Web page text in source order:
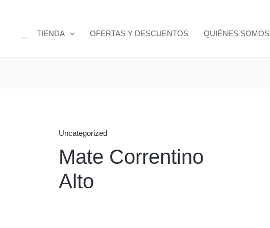
TIENDA OFERTAS Y DESCUENTOS QUIÉNES SOMOS
Uncategorized
Mate Correntino
Alto